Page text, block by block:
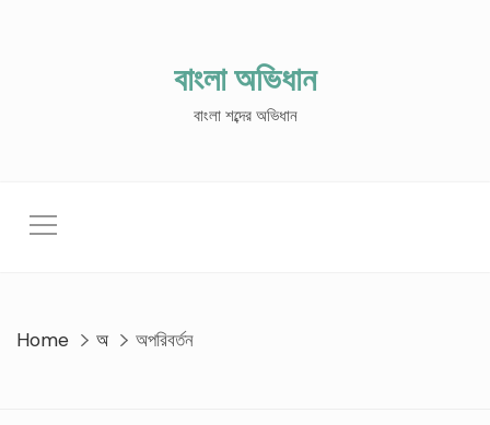
বাংলা অভিধান
বাংলা শব্দের অভিধান
Home অ অপরিবর্তন